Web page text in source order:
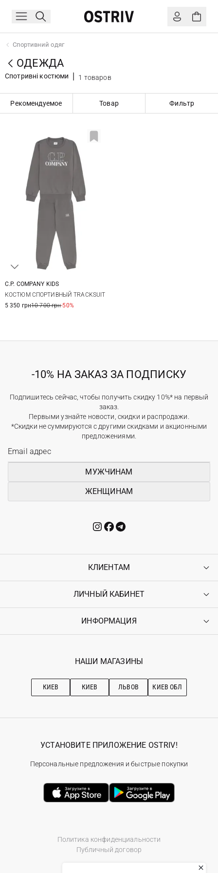
Спортивний одяг
ОДЕЖДА
Спотривні костюми 1 товаров
Рекомендуемое Товар Фильтр
C.P. COMPANY KIDS
КОСТЮМ СПОРТИВНЫЙ TRACKSUIT
5 350 грн10 700 грн-50%
-10% НА ЗАКАЗ ЗА ПОДПИСКУ
Подпишитесь сейчас, чтобы получить скидку 10%* на первый
заказ.
Первыми узнайте новости, скидки и распродажи.
*Скидки не суммируются с другими скидками и акционными
предложениями.
МУЖЧИНАМ
ЖЕНЩИНАМ
КЛИЕНТАМ
Контакты
Возврат
Гарантия
ЛИЧНЫЙ КАБИНЕТ
Войти
Ostriv Club+
ИНФОРМАЦИЯ
Наши магазини
Рекомендации по уходу
НАШИ МАГАЗИНЫ
КИЕВ КИЕВ ЛЬВОВ КИЕВ ОБЛ
Политика конфиденциальности
Публичный договор
УСТАНОВИТЕ ПРИЛОЖЕНИЕ OSTRIV!
Персональные предложения и быстрые покупки